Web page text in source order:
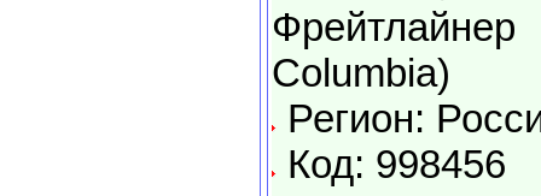
Фрейтлайнер
Columbia)
Регион:
Код: 998456